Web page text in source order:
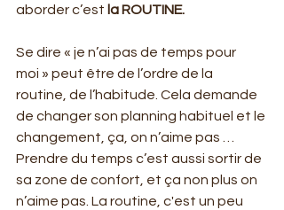
aborder c’est la ROUTINE.
Se dire « je n’ai pas de temps pour
moi » peut être de l’ordre de la
routine, de l’habitude. Cela demande
de changer son planning habituel et le
changement, ça, on n’aime pas …
Prendre du temps c’est aussi sortir de
sa zone de confort, et ça non plus on
n’aime pas. La routine, c'est un peu